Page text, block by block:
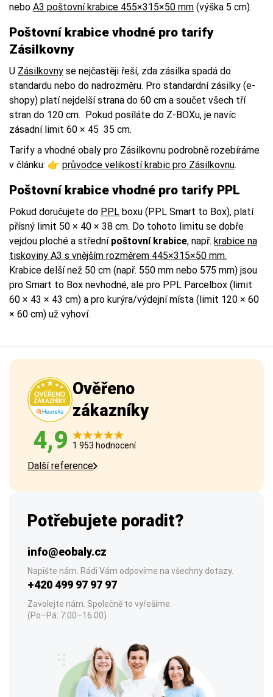
nebo A3 poštovní krabice 455×315×50 mm (výška 5 cm).
Poštovní krabice vhodné pro tarify
Zásilkovny
U Zásilkovny se nejčastěji řeší, zda zásilka spadá do
standardu nebo do nadrozměru. Pro standardní zásilky (e-
shopy) platí nejdelší strana do 60 cm a součet všech tří
stran do 120 cm. Pokud posíláte do Z-BOXu, je navíc
zásadní limit 60 × 45 35 cm.
Tarify a vhodné obaly pro Zásilkovnu podrobně rozebíráme
v článku: 👉 průvodce velikostí krabic pro Zásilkovnu.
Poštovní krabice vhodné pro tarify PPL
Pokud doručujete do PPL boxu (PPL Smart to Box), platí
přísný limit 50 × 40 × 38 cm. Do tohoto limitu se dobře
vejdou ploché a střední poštovní krabice, např. krabice na
tiskoviny A3 s vnějším rozměrem 445×315×50 mm.
Krabice delší než 50 cm (např. 550 mm nebo 575 mm) jsou
pro Smart to Box nevhodné, ale pro PPL Parcelbox (limit
60 × 43 × 43 cm) a pro kurýra/výdejní místa (limit 120 × 60
× 60 cm) už vyhoví.
Ověřeno
zákazníky
4,9 1 953 hodnocení
Další reference
Potřebujete poradit?
info@eobaly.cz
Napište nám. Rádi Vám odpovíme na všechny dotazy.
+420 499 97 97 97
Zavolejte nám. Společně to vyřešíme.
(Po–Pá: 7:00–16:00)